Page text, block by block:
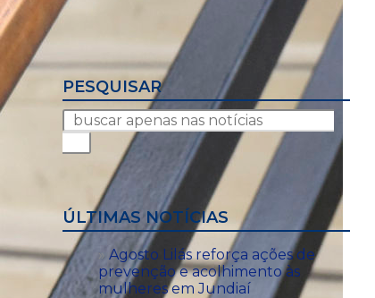
PESQUISAR
ÚLTIMAS NOTÍCIAS
Agosto Lilás reforça ações de
prevenção e acolhimento às
mulheres em Jundiaí